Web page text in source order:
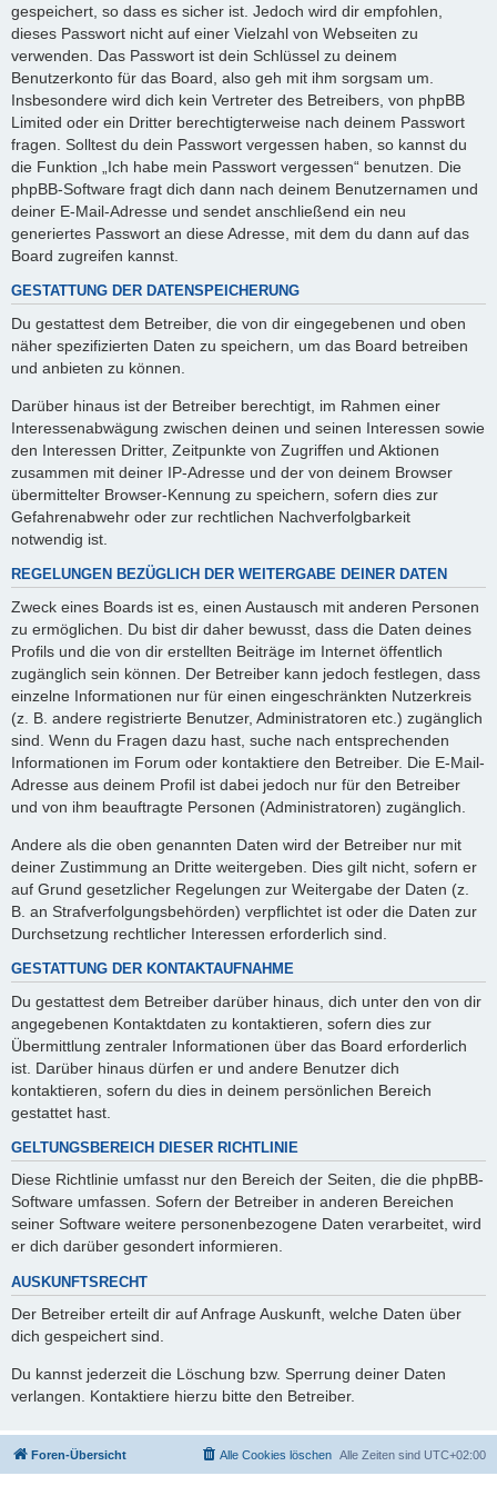
gespeichert, so dass es sicher ist. Jedoch wird dir empfohlen,
dieses Passwort nicht auf einer Vielzahl von Webseiten zu
verwenden. Das Passwort ist dein Schlüssel zu deinem
Benutzerkonto für das Board, also geh mit ihm sorgsam um.
Insbesondere wird dich kein Vertreter des Betreibers, von phpBB
Limited oder ein Dritter berechtigterweise nach deinem Passwort
fragen. Solltest du dein Passwort vergessen haben, so kannst du
die Funktion „Ich habe mein Passwort vergessen“ benutzen. Die
phpBB-Software fragt dich dann nach deinem Benutzernamen und
deiner E-Mail-Adresse und sendet anschließend ein neu
generiertes Passwort an diese Adresse, mit dem du dann auf das
Board zugreifen kannst.
GESTATTUNG DER DATENSPEICHERUNG
Du gestattest dem Betreiber, die von dir eingegebenen und oben
näher spezifizierten Daten zu speichern, um das Board betreiben
und anbieten zu können.
Darüber hinaus ist der Betreiber berechtigt, im Rahmen einer
Interessenabwägung zwischen deinen und seinen Interessen sowie
den Interessen Dritter, Zeitpunkte von Zugriffen und Aktionen
zusammen mit deiner IP-Adresse und der von deinem Browser
übermittelter Browser-Kennung zu speichern, sofern dies zur
Gefahrenabwehr oder zur rechtlichen Nachverfolgbarkeit
notwendig ist.
REGELUNGEN BEZÜGLICH DER WEITERGABE DEINER DATEN
Zweck eines Boards ist es, einen Austausch mit anderen Personen
zu ermöglichen. Du bist dir daher bewusst, dass die Daten deines
Profils und die von dir erstellten Beiträge im Internet öffentlich
zugänglich sein können. Der Betreiber kann jedoch festlegen, dass
einzelne Informationen nur für einen eingeschränkten Nutzerkreis
(z. B. andere registrierte Benutzer, Administratoren etc.) zugänglich
sind. Wenn du Fragen dazu hast, suche nach entsprechenden
Informationen im Forum oder kontaktiere den Betreiber. Die E-Mail-
Adresse aus deinem Profil ist dabei jedoch nur für den Betreiber
und von ihm beauftragte Personen (Administratoren) zugänglich.
Andere als die oben genannten Daten wird der Betreiber nur mit
deiner Zustimmung an Dritte weitergeben. Dies gilt nicht, sofern er
auf Grund gesetzlicher Regelungen zur Weitergabe der Daten (z.
B. an Strafverfolgungsbehörden) verpflichtet ist oder die Daten zur
Durchsetzung rechtlicher Interessen erforderlich sind.
GESTATTUNG DER KONTAKTAUFNAHME
Du gestattest dem Betreiber darüber hinaus, dich unter den von dir
angegebenen Kontaktdaten zu kontaktieren, sofern dies zur
Übermittlung zentraler Informationen über das Board erforderlich
ist. Darüber hinaus dürfen er und andere Benutzer dich
kontaktieren, sofern du dies in deinem persönlichen Bereich
gestattet hast.
GELTUNGSBEREICH DIESER RICHTLINIE
Diese Richtlinie umfasst nur den Bereich der Seiten, die die phpBB-
Software umfassen. Sofern der Betreiber in anderen Bereichen
seiner Software weitere personenbezogene Daten verarbeitet, wird
er dich darüber gesondert informieren.
AUSKUNFTSRECHT
Der Betreiber erteilt dir auf Anfrage Auskunft, welche Daten über
dich gespeichert sind.
Du kannst jederzeit die Löschung bzw. Sperrung deiner Daten
verlangen. Kontaktiere hierzu bitte den Betreiber.
Foren-Übersicht Alle Zeiten sind UTC+02:00
Alle Cookies löschen